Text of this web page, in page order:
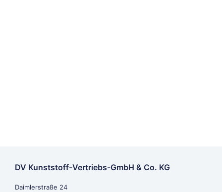
DV Kunststoff-Vertriebs-GmbH & Co. KG
Daimlerstraße 24